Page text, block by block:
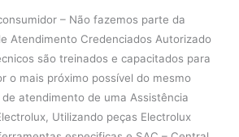
– Não fazemos parte da
Atendimento Credenciados Autorizado
são treinados e capacitados para
o mais próximo possível do mesmo
atendimento de uma Assistência
Utilizando peças Electrolux